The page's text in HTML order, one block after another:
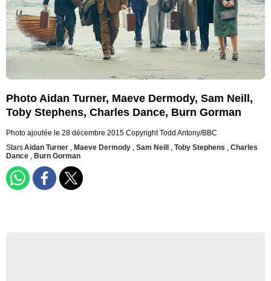
Photo Aidan Turner, Maeve Dermody, Sam Neill,
Toby Stephens, Charles Dance, Burn Gorman
Photo ajoutée le 28 décembre 2015 Copyright Todd Antony/BBC
StarsAidan Turner , Maeve Dermody , Sam Neill , Toby Stephens , Charles
Dance , Burn Gorman